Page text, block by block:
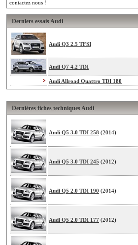
contactez nous !
Derniers essais Audi
Audi Q3 2.5 TFSI
Audi Q7 4.2 TDI
Audi Allroad Quattro TDI 180
Dernières fiches techniques Audi
Audi Q5 3.0 TDI 258 (2014)
Audi Q5 3.0 TDI 245 (2012)
Audi Q5 2.0 TDI 190 (2014)
Audi Q5 2.0 TDI 177 (2012)